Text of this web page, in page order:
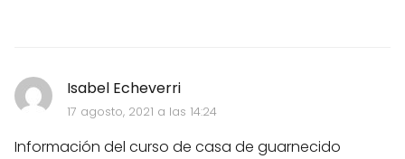
Isabel Echeverri
17 agosto, 2021 a las 14:24
Información del curso de casa de guarnecido